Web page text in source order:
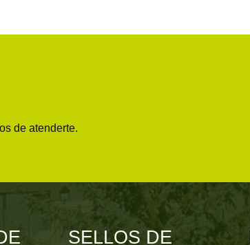
de atenderte.
SELLOS DE